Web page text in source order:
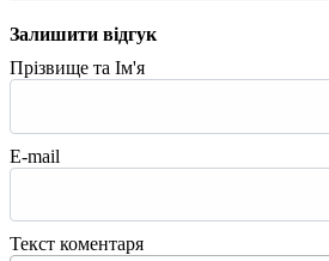
Залишити відгук
Прізвище та Ім'я
E-mail
Текст коментаря